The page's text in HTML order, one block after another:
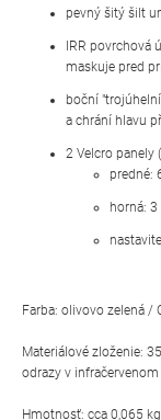
pevný šitý šilt
IRR povrchová
maskuje pred
boční
a chrání hlavu
2 Velcro panely
predné:
horná: 3
Farba: olivovo zelená /
Materiálové zloženie:
odrazy v infračervenom
Hmotnosť: cca 0,065 kg